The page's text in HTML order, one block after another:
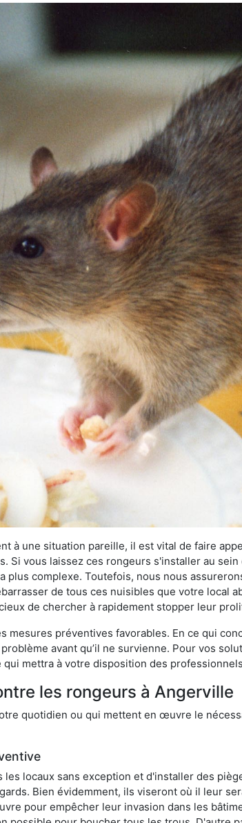
à une situation pareille, il est vital de faire
Si vous laissez ces rongeurs s'installer au
plus complexe. Toutefois, nous nous
de tous ces nuisibles que votre local
de chercher à rapidement stopper leur
mesures préventives favorables. En ce qui
avant qu’il ne survienne. Pour vos
qui mettra à votre disposition des
les rongeurs à Angerville
quotidien ou qui mettent en œuvre le
les locaux sans exception et d'installer des
Bien évidemment, ils viseront où il leur
pour empêcher leur invasion dans les